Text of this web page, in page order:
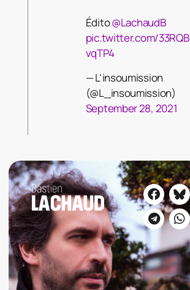
Édito@LachaudB
pic.twitter.com/33RQB
vqTP4
— L'insoumission
(@L_insoumission)
September 28, 2021